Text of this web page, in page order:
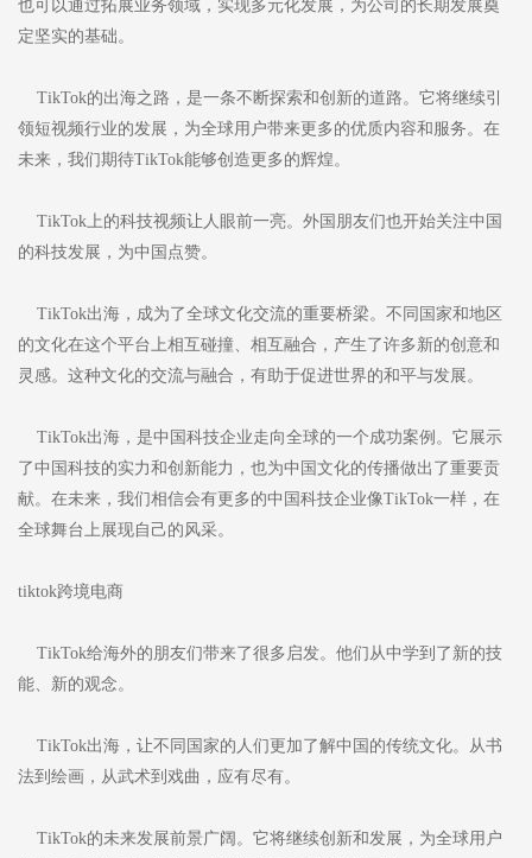
也可以通过拓展业务领域，实现多元化发展，为公司的长期发展奠
定坚实的基础。
TikTok的出海之路，是一条不断探索和创新的道路。它将继续引
领短视频行业的发展，为全球用户带来更多的优质内容和服务。在
未来，我们期待TikTok能够创造更多的辉煌。
TikTok上的科技视频让人眼前一亮。外国朋友们也开始关注中国
的科技发展，为中国点赞。
TikTok出海，成为了全球文化交流的重要桥梁。不同国家和地区
的文化在这个平台上相互碰撞、相互融合，产生了许多新的创意和
灵感。这种文化的交流与融合，有助于促进世界的和平与发展。
TikTok出海，是中国科技企业走向全球的一个成功案例。它展示
了中国科技的实力和创新能力，也为中国文化的传播做出了重要贡
献。在未来，我们相信会有更多的中国科技企业像TikTok一样，在
全球舞台上展现自己的风采。
tiktok跨境电商
TikTok给海外的朋友们带来了很多启发。他们从中学到了新的技
能、新的观念。
TikTok出海，让不同国家的人们更加了解中国的传统文化。从书
法到绘画，从武术到戏曲，应有尽有。
TikTok的未来发展前景广阔。它将继续创新和发展，为全球用户